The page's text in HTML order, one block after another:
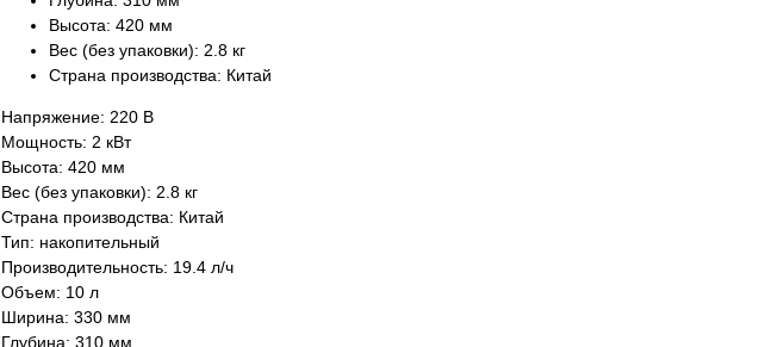
Высота: 420 мм
Вес (без упаковки): 2.8 кг
Страна производства: Китай
Напряжение: 220 В
Мощность: 2 кВт
Высота: 420 мм
Вес (без упаковки): 2.8 кг
Страна производства: Китай
Тип: накопительный
Производительность: 19.4 л/ч
Объем: 10 л
Ширина: 330 мм
Глубина: 310 мм